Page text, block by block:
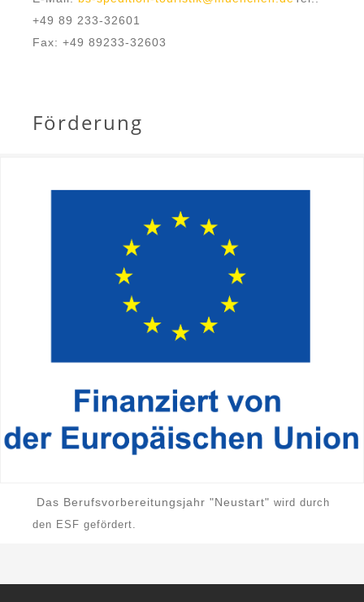
+49 89 233-32601
Fax: +49 89233-32603
Förderung
Das Berufsvorbereitungsjahr "Neustart" wird durch
den ESF gefördert.